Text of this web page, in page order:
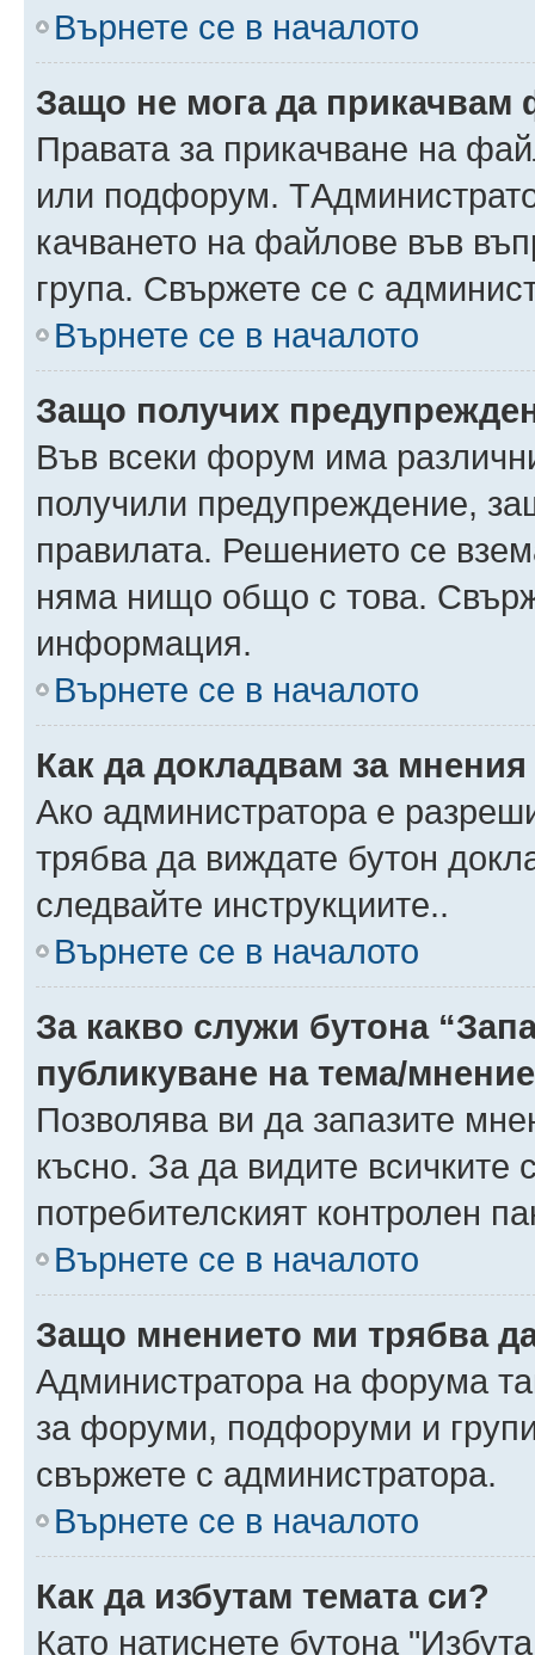
Върнете се в началото
Защо не мога да прикачвам
Правата за прикачване на
или подфорум.
качването на файлове във
група. Свържете се с
Върнете се в началото
Защо получих
Във всеки форум има
получили предупреждение,
правилата. Решението се
няма нищо общо с това.
информация.
Върнете се в началото
Как да докладвам за
Ако администратора е
трябва да виждате бутон
следвайте инструкциите..
Върнете се в началото
За какво служи бутона
публикуване на тема/
Позволява ви да запазите
късно. За да видите всичките
потребителският контролен
Върнете се в началото
Защо мнението ми трябва
Администратора на форума
за форуми, подфоруми и
свържете с администратора.
Върнете се в началото
Как да избутам темата си?
Като натиснете бутона